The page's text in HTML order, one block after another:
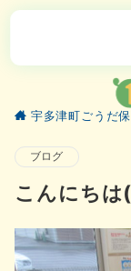
宇多津町ごうだ
ブログ
こんにち